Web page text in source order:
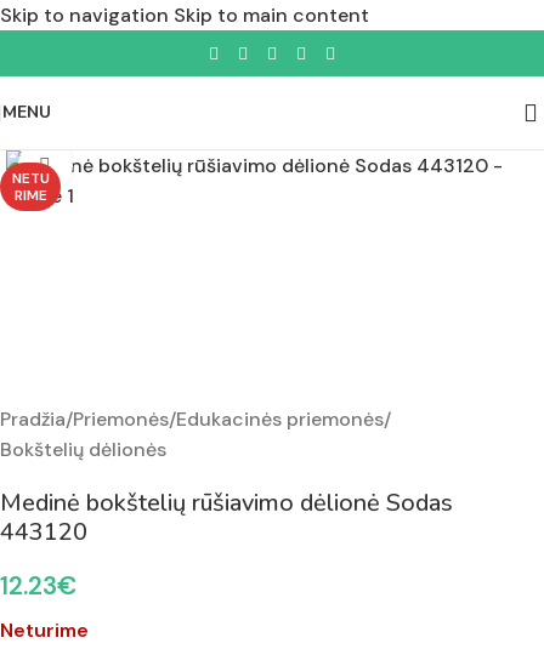
Skip to navigation Skip to main content
MENU
NETU
RIME
Padidinti nuotrauką
Pradžia/Priemonės/Edukacinės priemonės/
Bokštelių dėlionės
Medinė bokštelių rūšiavimo dėlionė Sodas
443120
12.23€
Neturime